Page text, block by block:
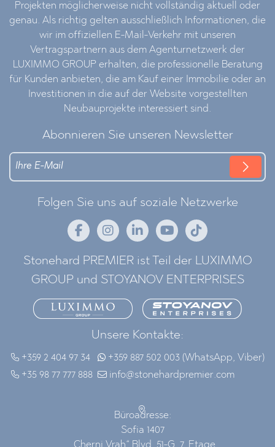
Projekten möglicherweise nicht vollständig aktuell oder
genau. Als richtig gelten ausschließlich Informationen, die
wir im offiziellen E-Mail-Verkehr mit unseren
Vertragspartnern aus dem Agenturnetzwerk der
LUXIMMO GROUP erhalten, die professionelle Beratung
für Kunden anbieten, die am Kauf einer Immobilie oder an
Investitionen in die auf der Website vorgestellten
Neubauprojekte interessiert sind.
Abonnieren Sie unseren Newsletter
Folgen Sie uns auf soziale Netzwerke
Stonehard PREMIER ist Teil der LUXIMMO
GROUP und STOYANOV ENTERPRISES
Unsere Kontakte:
+359 2 404 97 34
+35 98 77 777 888
+359 887 502 003 (WhatsApp, Viber)
info@stonehardpremier.com
Büroadresse:
Sofia 1407